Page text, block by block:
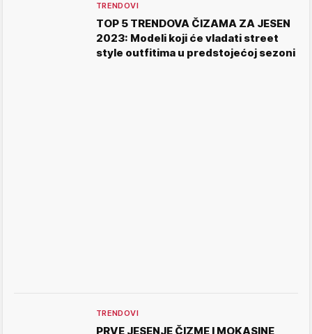
TRENDOVI
TOP 5 TRENDOVA ČIZAMA ZA JESEN
2023: Modeli koji će vladati street
style outfitima u predstojećoj sezoni
TRENDOVI
PRVE JESENJE ČIZME I MOKASINE